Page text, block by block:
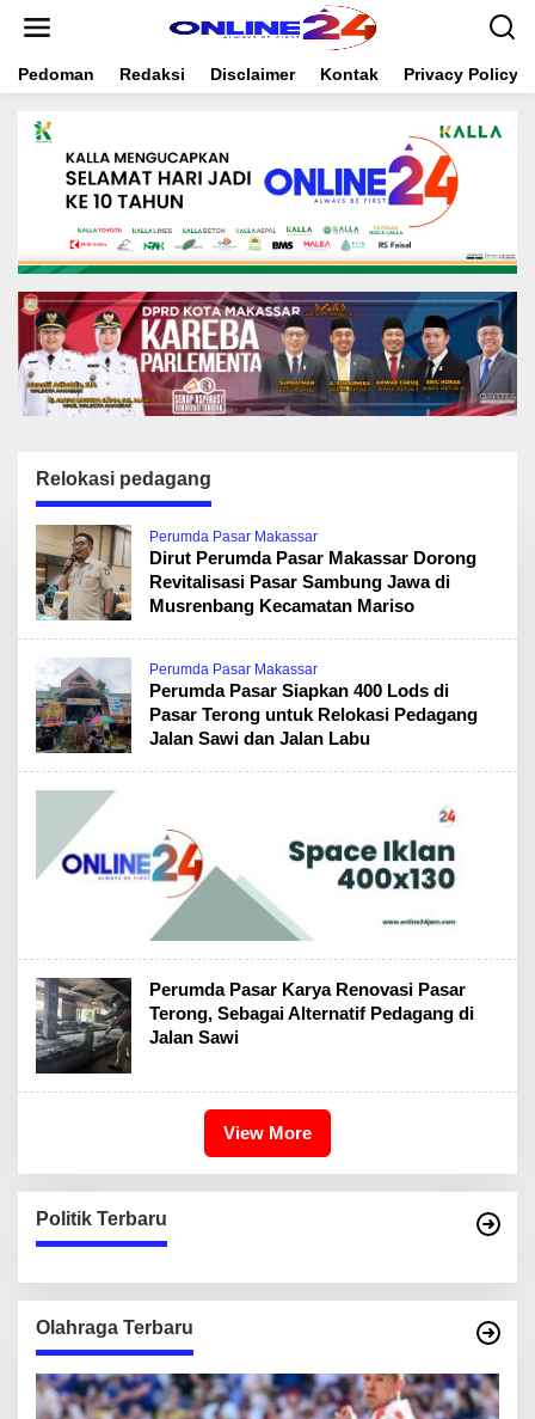
t
Pedoman Redaksi Disclaimer Kontak Privacy Policy
Relokasi pedagang
Perumda Pasar Makassar
Dirut Perumda Pasar Makassar Dorong
Revitalisasi Pasar Sambung Jawa di
Musrenbang Kecamatan Mariso
Perumda Pasar Makassar
Perumda Pasar Siapkan 400 Lods di
Pasar Terong untuk Relokasi Pedagang
Jalan Sawi dan Jalan Labu
Perumda Pasar Karya Renovasi Pasar
Terong, Sebagai Alternatif Pedagang di
Jalan Sawi
View More
Politik Terbaru
Olahraga Terbaru